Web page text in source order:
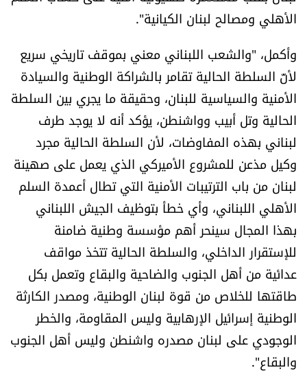
الأهلي ومصالح لبنان الكيانية".
وأكمل، "والشعب اللبناني معني بموقف تاريخي سريع
لأنّ السلطة الحالية تقامر بالشراكة الوطنية والسيادة
الأمنية والسياسية للبنان، وحقيقة ما يجري بين السلطة
الحالية وتل أبيب وواشنطن، يؤكد أنه لا يوجد طرف
لبناني بهذه المفاوضات، لأن السلطة الحالية مجرد
وكيل مذعن للمشروع الأميركي الذي يعمل على صهينة
لبنان من باب الترتيبات الأمنية التي تطال أعمدة السلم
الأهلي اللبناني، وأي خطأ بتوظيف الجيش اللبناني
بهذا المجال سينحر أهم مؤسسة وطنية ضامنة
للإستقرار الداخلي، والسلطة الحالية تتخذ مواقف
عدائية من أهل الجنوب والضاحية والبقاع وتعمل بكل
طاقتها للخلاص من قوة لبنان الوطنية، ومصدر الكارثة
الوطنية إسرائيل الإرهابية وليس المقاومة، والخطر
الوجودي على لبنان مصدره واشنطن وليس أهل الجنوب
والبقاع".